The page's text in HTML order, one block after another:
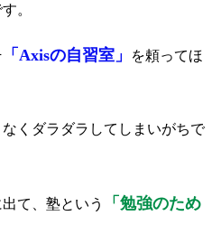
。
「Axisの自習室」
を頼ってほ
くダラダラしてしまいがちで
て、塾という
「勉強のため